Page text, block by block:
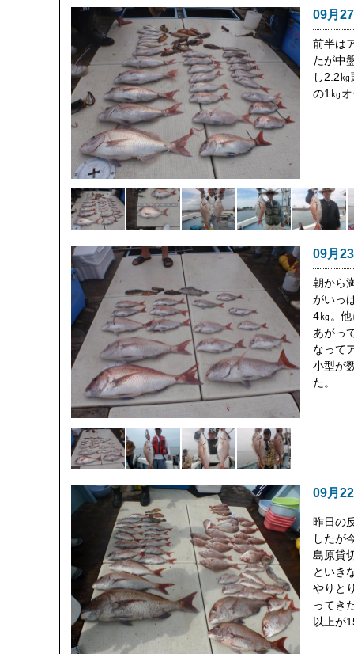
09月
前半は
たが中
し2.2
の1㎏
09月
朝から
がいっ
4㎏。
あがっ
なって
小型が
た。
09月
昨日の
したが
島原貸
といき
やりと
ってき
以上が